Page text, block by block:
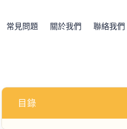
常見問題 關於我們 聯絡我們
目錄